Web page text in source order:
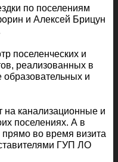
по поселениям
и Алексей Брицун
поселенческих и
реализованных в
и
на канализационные и
поселениях. А в
во время визита
ГУП ЛО